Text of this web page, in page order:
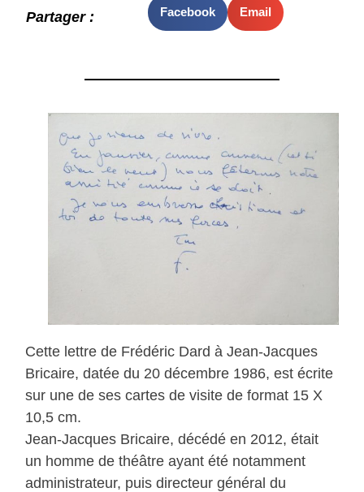
Partager : Facebook Email
Cette lettre de Frédéric Dard à Jean-Jacques
Bricaire, datée du 20 décembre 1986, est écrite
sur une de ses cartes de visite de format 15 X
10,5 cm.
Jean-Jacques Bricaire, décédé en 2012, était
un homme de théâtre ayant été notamment
administrateur, puis directeur général du